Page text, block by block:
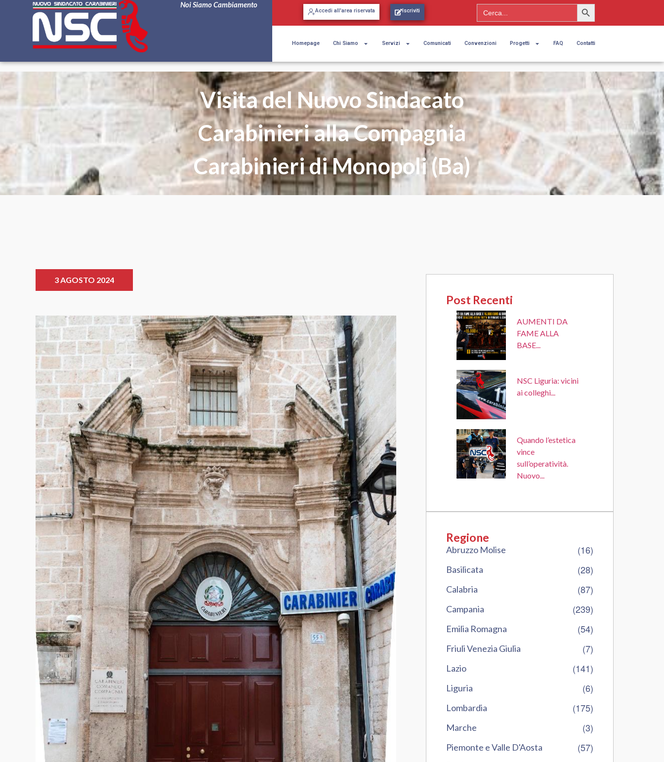
Noi Siamo Cambiamento
Accedi all'area riservata Iscriviti Search
for:
Search Button
Homepage Chi Siamo Servizi Comunicati Convenzioni Progetti FAQ Contatti
Visita del Nuovo Sindacato
Carabinieri alla Compagnia
Carabinieri di Monopoli (Ba)
3 AGOSTO 2024
Post Recenti
AUMENTI DA
FAME ALLA
BASE...
NSC Liguria: vicini
ai colleghi...
Quando l’estetica
vince
sull’operatività.
Nuovo...
Regione
Abruzzo Molise (16)
Basilicata (28)
Calabria (87)
Campania (239)
Emilia Romagna (54)
Friuli Venezia Giulia (7)
Lazio (141)
Liguria (6)
Lombardia (175)
Marche (3)
Piemonte e Valle D'Aosta (57)